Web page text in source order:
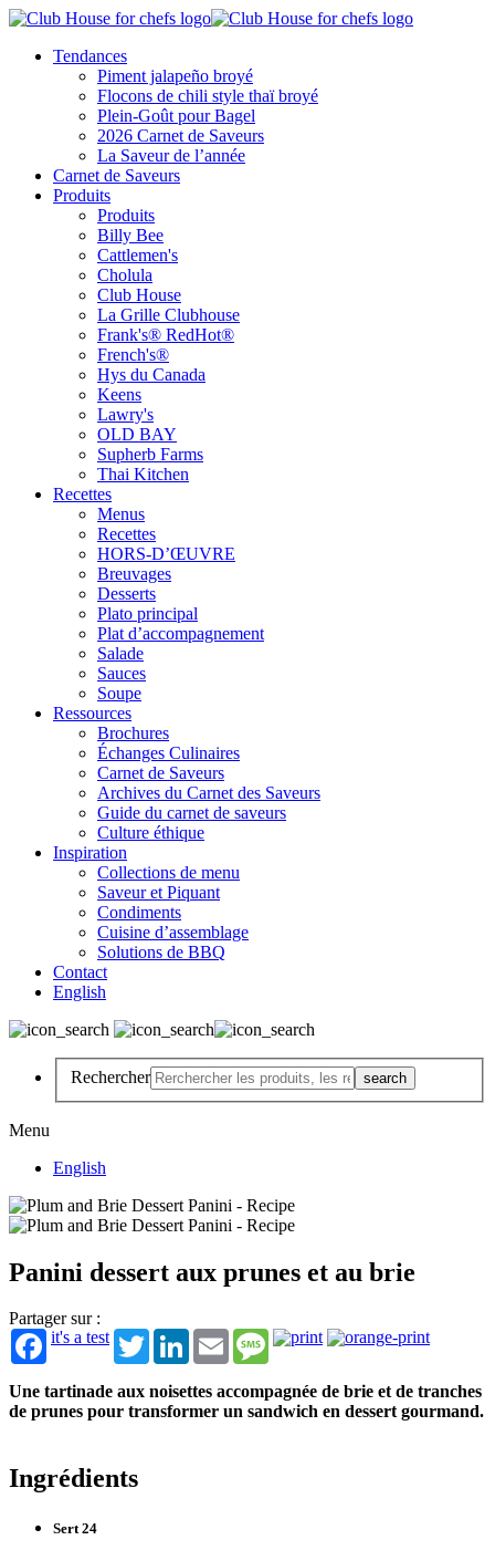
Tendances
Piment jalapeño broyé
Flocons de chili style thaï broyé
Plein-Goût pour Bagel
2026 Carnet de Saveurs
La Saveur de l’année
Carnet de Saveurs
Produits
Produits
Billy Bee
Cattlemen's
Cholula
Club House
La Grille Clubhouse
Frank's® RedHot®
French's®
Hys du Canada
Keens
Lawry's
OLD BAY
Supherb Farms
Thai Kitchen
Recettes
Menus
Recettes
HORS-D’ŒUVRE
Breuvages
Desserts
Plato principal
Plat d’accompagnement
Salade
Sauces
Soupe
Ressources
Brochures
Échanges Culinaires
Carnet de Saveurs
Archives du Carnet des Saveurs
Guide du carnet de saveurs
Culture éthique
Inspiration
Collections de menu
Saveur et Piquant
Condiments
Cuisine d’assemblage
Solutions de BBQ
Contact
English
Rechercher
Menu
English
Panini dessert aux prunes et au brie
Partager sur :
it's a test
TwitterLinkedInEmail Message
Une tartinade aux noisettes accompagnée de brie et de tranches
de prunes pour transformer un sandwich en dessert gourmand.
Ingrédients
Sert 24